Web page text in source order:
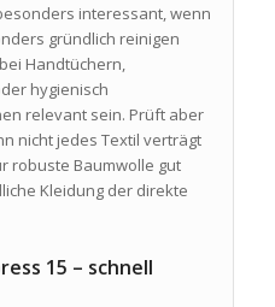
interessant, wenn
gründlich reinigen
Handtüchern,
hygienisch
relevant sein. Prüft aber
nicht jedes Textil verträgt
robuste Baumwolle gut
Kleidung der direkte
15 – schnell